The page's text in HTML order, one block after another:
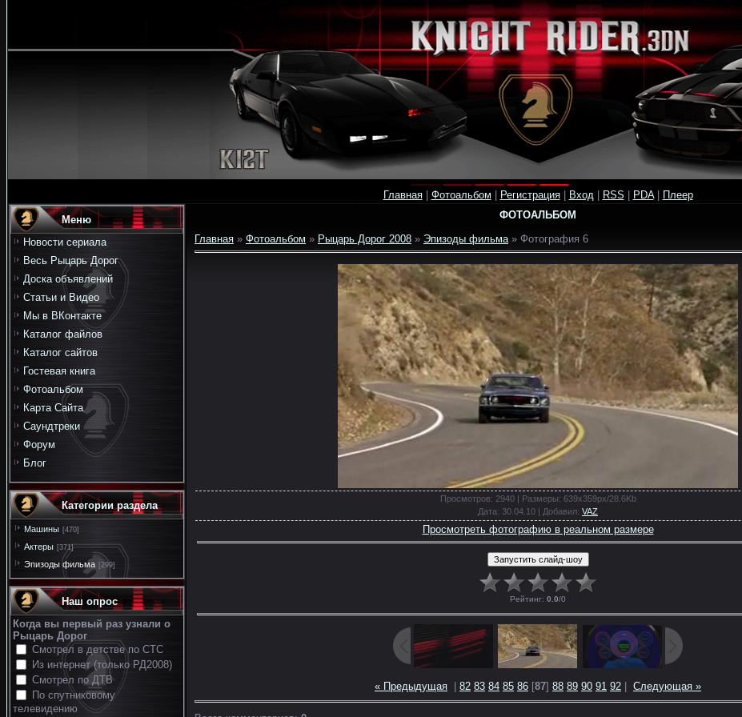
Главная| Фотоальбом Регистрация| Вход| RSS PDA| Плеер
Меню
Новости сериала
Весь Рыцарь Дорог
Доска объявлений
Статьи и Видео
Мы в ВКонтакте
Каталог файлов
Каталог сайтов
Гостевая книга
Фотоальбом
Карта Сайта
Саундтреки
Форум
Блог
Категории раздела
Машины [470]
Актеры [371]
Эпизоды фильма [299]
Наш опрос
Когда вы первый раз узнали о
Рыцарь Дорог
Смотрел в детстве по СТС
Из интернет (только РД2008)
Смотрел по ДТВ
По спутниковому
телевидению
ФОТОАЛЬБОМ
Главная » Фотоальбом » Рыцарь Дорог 2008 » Эпизоды фильма» Фотография 6
Просмотров: 2940 | Размеры: 639x359px/28.6Kb
Дата: 30.04.10 | Добавил: VAZ
Просмотреть фотографию в реальном размере
Рейтинг: 0.0/0
« Предыдущая 82 83 84 85 86 [87] 88 89 90 91 92 Следующая »